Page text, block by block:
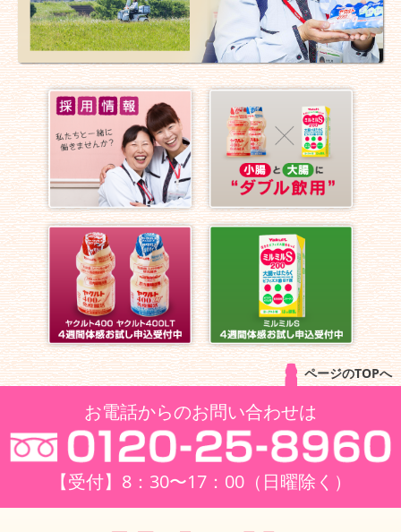
ページのTOPへ
お電話からのお問い合わせは
【受付】8：30〜17：00（日曜除く）